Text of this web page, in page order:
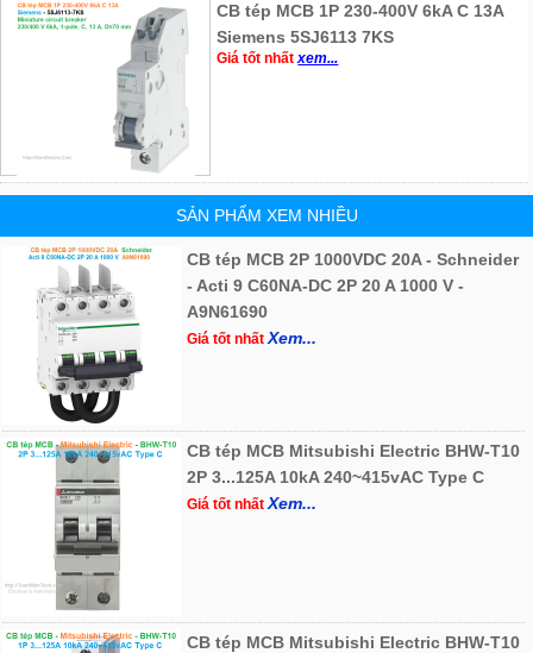
CB tép MCB 1P 230-400V 6kA C 13A
Siemens 5SJ6113 7KS
Giá tốt nhấtxem...
SẢN PHẨM XEM NHIỀU
CB tép MCB 2P 1000VDC 20A - Schneider
- Acti 9 C60NA-DC 2P 20 A 1000 V -
A9N61690
Giá tốt nhấtXem...
CB tép MCB Mitsubishi Electric BHW-T10
2P 3...125A 10kA 240~415vAC Type C
Giá tốt nhấtXem...
CB tép MCB Mitsubishi Electric BHW-T10